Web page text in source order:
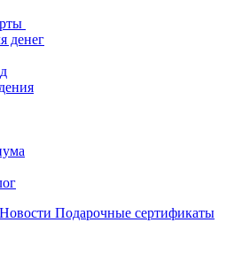
денег
Новости Подарочные сертификаты